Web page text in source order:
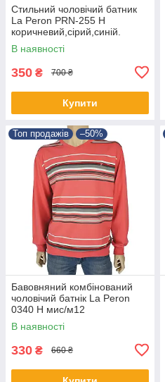
Стильний чоловічий батник
La Peron PRN-255 H
коричневий,сірий,синій.
В наявності
350 ₴ 700 ₴
Купити
Топ продажів –50%
Бавовняний комбінований
чоловічий батнік La Peron
0340 H мис/м12
В наявності
330 ₴ 660 ₴